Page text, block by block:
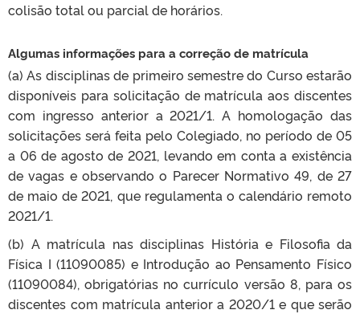
colisão total ou parcial de horários.
Algumas informações para a correção de matrícula
(a) As disciplinas de primeiro semestre do Curso estarão
disponíveis para solicitação de matrícula aos discentes
com ingresso anterior a 2021/1. A homologação das
solicitações será feita pelo Colegiado, no período de 05
a 06 de agosto de 2021, levando em conta a existência
de vagas e observando o Parecer Normativo 49, de 27
de maio de 2021, que regulamenta o calendário remoto
2021/1.
(b) A matrícula nas disciplinas História e Filosofia da
Física I (11090085) e Introdução ao Pensamento Físico
(11090084), obrigatórias no currículo versão 8, para os
discentes com matrícula anterior a 2020/1 e que serão